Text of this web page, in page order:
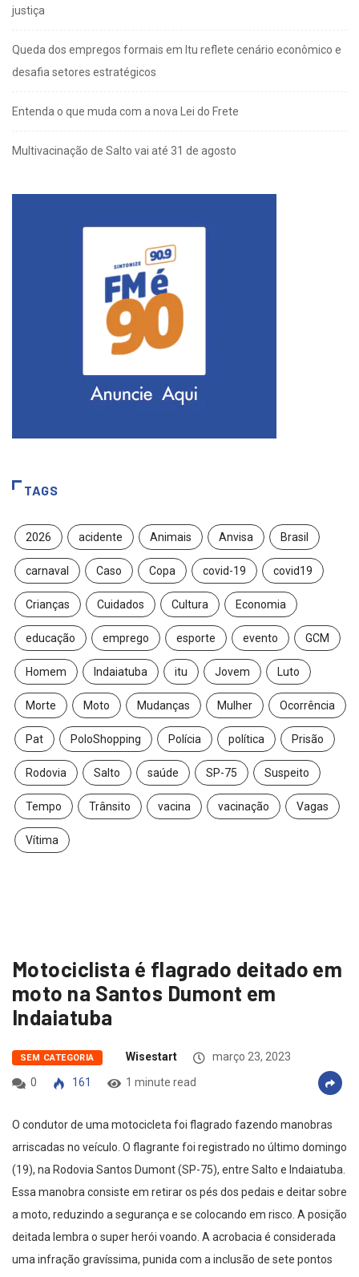
justiça
Queda dos empregos formais em Itu reflete cenário econômico e
desafia setores estratégicos
Entenda o que muda com a nova Lei do Frete
Multivacinação de Salto vai até 31 de agosto
TAGS
2026 acidente Animais Anvisa Brasil
carnaval Caso Copa covid-19 covid19
Crianças Cuidados Cultura Economia
educação emprego esporte evento GCM
Homem Indaiatuba itu Jovem Luto
Morte Moto Mudanças Mulher Ocorrência
Pat PoloShopping Polícia política Prisão
Rodovia Salto saúde SP-75 Suspeito
Tempo Trânsito vacina vacinação Vagas
Vítima
Motociclista é flagrado deitado em
moto na Santos Dumont em
Indaiatuba
SEM CATEGORIA Wisestart
março 23, 2023
0
161 1 minute read
O condutor de uma motocicleta foi flagrado fazendo manobras
arriscadas no veículo. O flagrante foi registrado no último domingo
(19), na Rodovia Santos Dumont (SP-75), entre Salto e Indaiatuba.
Essa manobra consiste em retirar os pés dos pedais e deitar sobre
a moto, reduzindo a segurança e se colocando em risco. A posição
deitada lembra o super herói voando. A acrobacia é considerada
uma infração gravíssima, punida com a inclusão de sete pontos